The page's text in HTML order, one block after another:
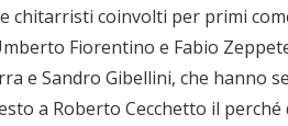
chitarristi coinvolti per primi
Fiorentino e Fabio
e Sandro Gibellini, che hanno
a Roberto Cecchetto il perché